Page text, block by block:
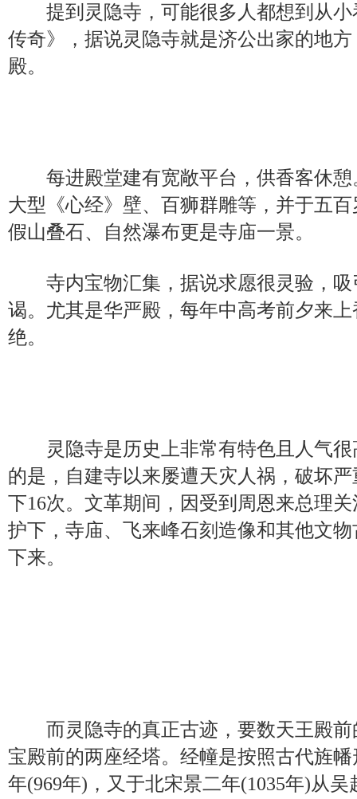
提到灵隐寺，可能很多人都想到从小
传奇》，据说灵隐寺就是济公出家的地
殿。
每进殿堂建有宽敞平台，供香客休憩
大型《心经》壁、百狮群雕等，并于五
假山叠石、自然瀑布更是寺庙一景。
寺内宝物汇集，据说求愿很灵验，吸
谒。尤其是华严殿，每年中高考前夕来
绝。
灵隐寺是历史上非常有特色且人气很
的是，自建寺以来屡遭天灾人祸，破坏
下16次。文革期间，因受到周恩来总理
护下，寺庙、飞来峰石刻造像和其他文
下来。
而灵隐寺的真正古迹，要数天王殿前
宝殿前的两座经塔。经幢是按照古代旌
年(969年)，又于北宋景二年(1035年)从